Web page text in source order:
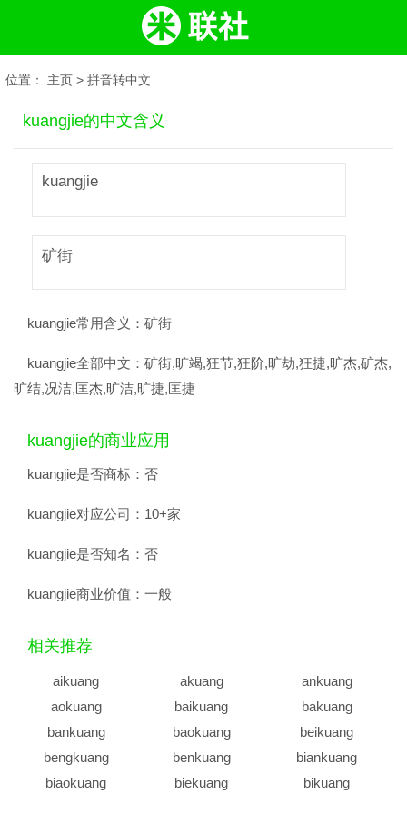
位置： 主页 > 拼音转中文
kuangjie的中文含义
kuangjie
矿街
kuangjie常用含义： 矿街
kuangjie全部中文： 矿街,旷竭,狂节,狂阶,旷劫,狂捷,旷杰,矿杰,
旷结,况洁,匡杰,旷洁,旷捷,匡捷
kuangjie的商业应用
kuangjie是否商标： 否
kuangjie对应公司： 10+家
kuangjie是否知名： 否
kuangjie商业价值： 一般
相关推荐
aikuang akuang
ankuang
aokuang
baikuang
bakuang
bankuang
baokuang
beikuang
bengkuang
benkuang
biankuang
biaokuang
biekuang
bikuang